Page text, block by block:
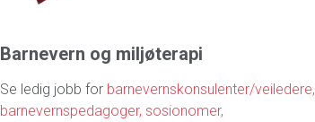
Barnevern og miljøterapi
Se ledig jobb for barnevernskonsulenter/veiledere,
barnevernspedagoger, sosionomer,